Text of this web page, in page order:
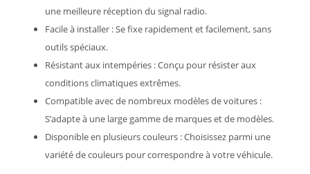
une meilleure réception du signal radio.
Facile à installer : Se fixe rapidement et facilement, sans
outils spéciaux.
Résistant aux intempéries : Conçu pour résister aux
conditions climatiques extrêmes.
Compatible avec de nombreux modèles de voitures :
S’adapte à une large gamme de marques et de modèles.
Disponible en plusieurs couleurs : Choisissez parmi une
variété de couleurs pour correspondre à votre véhicule.